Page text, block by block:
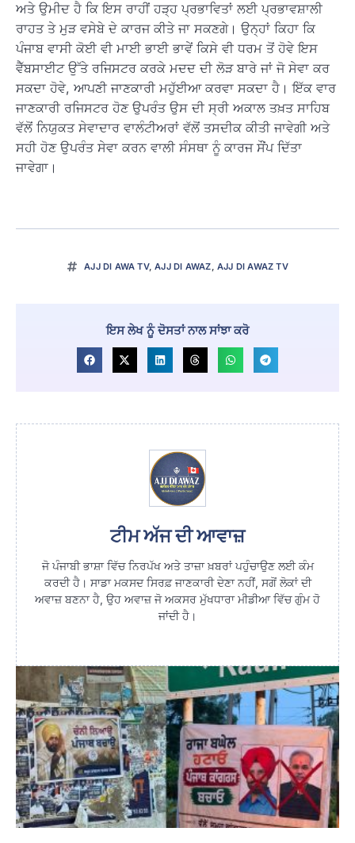
ਅਤੇ ਉਮੀਦ ਹੈ ਕਿ ਇਸ ਰਾਹੀਂ ਹੜ੍ਹ ਪ੍ਰਭਾਵਿਤਾਂ ਲਈ ਪ੍ਰਭਾਵਸ਼ਾਲੀ
ਰਾਹਤ ਤੇ ਮੁੜ ਵਸੇਬੇ ਦੇ ਕਾਰਜ ਕੀਤੇ ਜਾ ਸਕਣਗੇ। ਉਨ੍ਹਾਂ ਕਿਹਾ ਕਿ
ਪੰਜਾਬ ਵਾਸੀ ਕੋਈ ਵੀ ਮਾਈ ਭਾਈ ਭਾਵੇਂ ਕਿਸੇ ਵੀ ਧਰਮ ਤੋਂ ਹੋਵੇ ਇਸ
ਵੈੱਬਸਾਈਟ ਉੱਤੇ ਰਜਿਸਟਰ ਕਰਕੇ ਮਦਦ ਦੀ ਲੋੜ ਬਾਰੇ ਜਾਂ ਜੋ ਸੇਵਾ ਕਰ
ਸਕਦਾ ਹੋਵੇ, ਆਪਣੀ ਜਾਣਕਾਰੀ ਮਹੁੱਈਆ ਕਰਵਾ ਸਕਦਾ ਹੈ। ਇੱਕ ਵਾਰ
ਜਾਣਕਾਰੀ ਰਜਿਸਟਰ ਹੋਣ ਉਪਰੰਤ ਉਸ ਦੀ ਸ੍ਰੀ ਅਕਾਲ ਤਖ਼ਤ ਸਾਹਿਬ
ਵੱਲੋਂ ਨਿਯੁਕਤ ਸੇਵਾਦਾਰ ਵਾਲੰਟੀਅਰਾਂ ਵੱਲੋਂ ਤਸਦੀਕ ਕੀਤੀ ਜਾਵੇਗੀ ਅਤੇ
ਸਹੀ ਹੋਣ ਉਪਰੰਤ ਸੇਵਾ ਕਰਨ ਵਾਲੀ ਸੰਸਥਾ ਨੂੰ ਕਾਰਜ ਸੌਂਪ ਦਿੱਤਾ
ਜਾਵੇਗਾ।
AJJ DI AWA TV,AJJ DI AWAZ, AJJ DI AWAZ TV
ਇਸ ਲੇਖ ਨੂੰ ਦੋਸਤਾਂ ਨਾਲ ਸਾਂਝਾ ਕਰੋ
ਟੀਮ ਅੱਜ ਦੀ ਆਵਾਜ਼
ਜੋ ਪੰਜਾਬੀ ਭਾਸ਼ਾ ਵਿੱਚ ਨਿਰਪੱਖ ਅਤੇ ਤਾਜ਼ਾ ਖ਼ਬਰਾਂ ਪਹੁੰਚਾਉਣ ਲਈ ਕੰਮ
ਕਰਦੀ ਹੈ। ਸਾਡਾ ਮਕਸਦ ਸਿਰਫ਼ ਜਾਣਕਾਰੀ ਦੇਣਾ ਨਹੀਂ, ਸਗੋਂ ਲੋਕਾਂ ਦੀ
ਅਵਾਜ਼ ਬਣਨਾ ਹੈ, ਉਹ ਅਵਾਜ਼ ਜੋ ਅਕਸਰ ਮੁੱਖਧਾਰਾ ਮੀਡੀਆ ਵਿੱਚ ਗੁੰਮ ਹੋ
ਜਾਂਦੀ ਹੈ।